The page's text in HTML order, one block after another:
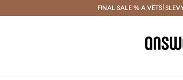
Doručení a vrácení zdarma (od 1800 Kč)
FINAL SALE % A VĚTŠÍ